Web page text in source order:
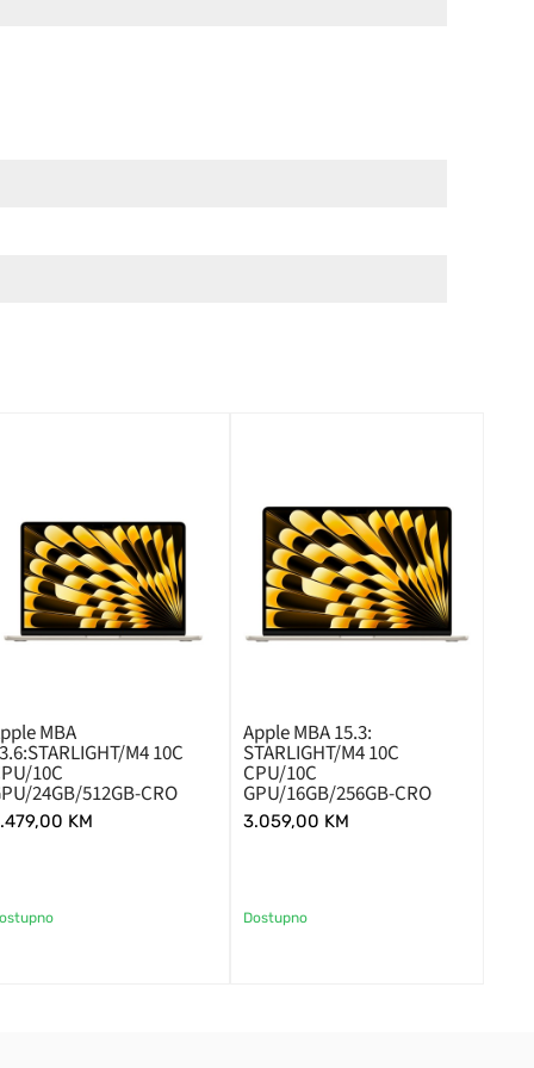
MBA
M4 10C
10C
24GB/512GB-CRO
KM
Apple MBA 15.3:
STARLIGHT/M4 10C
CPU/10C
GPU/16GB/256GB-CRO
3.059,00 KM
Dostupno